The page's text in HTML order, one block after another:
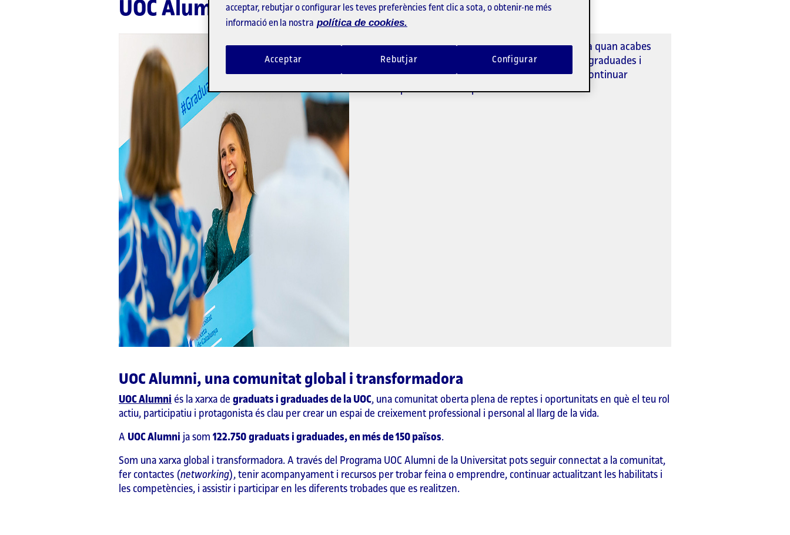
UOC Alumni
Sabies que la teva vinculació amb la UOC no s'acaba quan acabes
els estudis? T'espera UOC Alumni, la comunitat de graduades i
graduats i un conjunt de serveis que t'ajudaran a continuar
creixent personalment i professionalment.
UOC Alumni, una comunitat global i transformadora
UOC Alumni és la xarxa de graduats i graduades de la UOC, una comunitat oberta plena de reptes i oportunitats en què el teu rol
actiu, participatiu i protagonista és clau per crear un espai de creixement professional i personal al llarg de la vida.
A UOC Alumni ja som 122.750 graduats i graduades, en més de 150 països.
Som una xarxa global i transformadora. A través del Programa UOC Alumni de la Universitat pots seguir connectat a la comunitat,
fer contactes (networking), tenir acompanyament i recursos per trobar feina o emprendre, continuar actualitzant les habilitats i
les competències, i assistir i participar en les diferents trobades que es realitzen.
acceptar, rebutjar o configurar les teves preferències fent clic a sota, o obtenir-ne més
informació en la nostra política de cookies.
Rebutjar
Acceptar Configurar